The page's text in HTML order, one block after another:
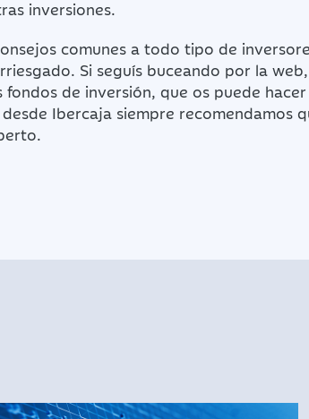
inversiones.
comunes a todo tipo de
Si seguís buceando por la
fondos de inversión, que os puede
Ibercaja siempre recomendamos